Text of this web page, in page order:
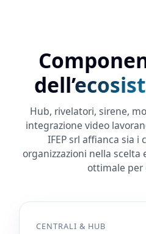
dell’
Hub, rivelatori, sirene,
integrazione video
IFEP srl affianca sia i
organizzazioni nella
ottimale per
CENTRALI & HUB